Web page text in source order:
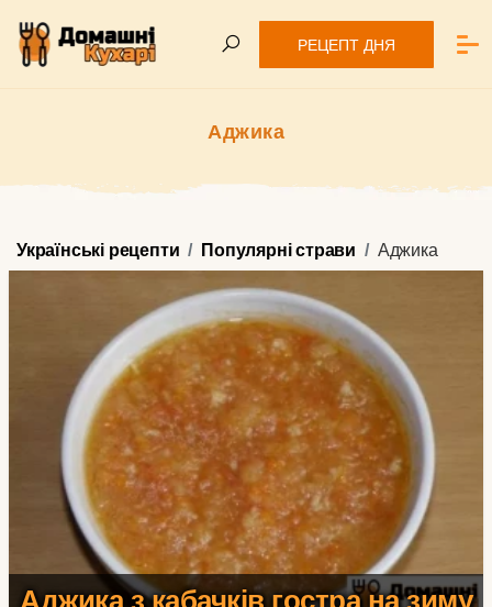
РЕЦЕПТ ДНЯ
Аджика
Українські рецепти Популярні страви Аджика
Аджика з кабачків гостра на зиму